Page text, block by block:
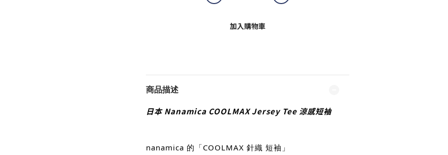
加入購物車
商品描述
日本 Nanamica COOLMAX Jersey Tee 涼感短袖
nanamica 的「COOLMAX 針織 短袖」